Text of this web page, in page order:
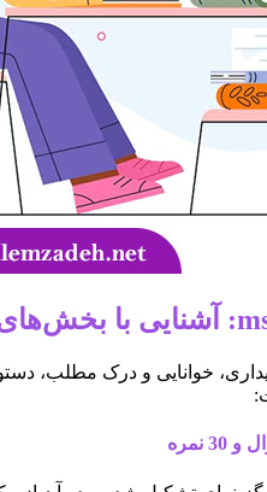
خوانایی و درک مطلب،